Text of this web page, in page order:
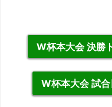
W杯本大会 決勝
W杯本大会 試